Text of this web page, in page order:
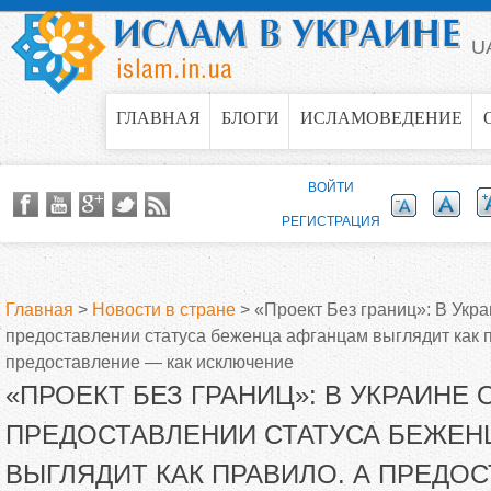
Jump to navigation
ГЛАВНАЯ БЛОГИ ИСЛАМОВЕДЕНИЕ
В
ы
Главная > Новости в стране > «Проект Без границ»: В
предоставлении статуса беженца афганцам выглядит как
предоставление — как исключение
«ПРОЕКТ БЕЗ ГРАНИЦ»: В УКРАИНЕ
ПРЕДОСТАВЛЕНИИ СТАТУСА
ВЫГЛЯДИТ КАК ПРАВИЛО. А
ВОЙТИ
РЕГИСТРАЦИЯ